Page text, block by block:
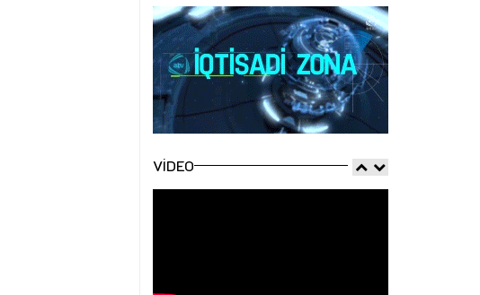
VIDEO